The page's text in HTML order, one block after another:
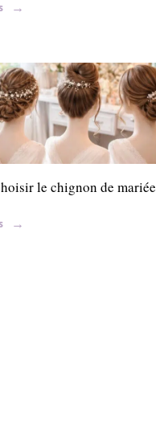
le chignon de mariée